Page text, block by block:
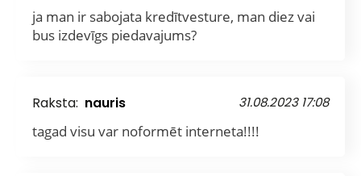
ja man ir sabojata kredītvesture, man diez vai
bus izdevīgs piedavajums?
Raksta: nauris 31.08.2023 17:08
tagad visu var noformēt interneta!!!!